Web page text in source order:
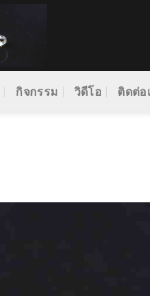
กิจกรรม วิดีโอ ติดต่อ